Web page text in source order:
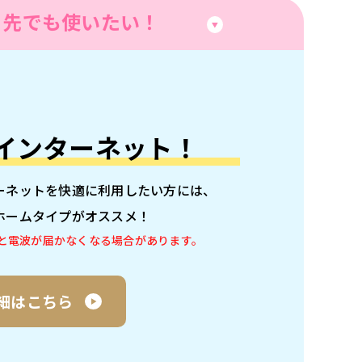
でも使いたい！
ンターネット！
ットを快適に利用したい方には、
ムタイプがオススメ！
波が届かなくなる場合があります。
はこちら